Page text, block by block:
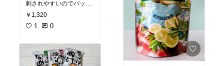
刺されやすいのでバッグ
に入れておきたく、無添
加 天然の物をさがしこち
らを。3本セットで好き
#天然
#無添加 #虫除け #
選べる #爽やかな香り
￥1,320
1 0